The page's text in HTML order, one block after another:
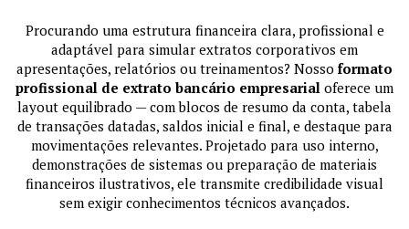
Procurando uma estrutura financeira clara, profissional e
adaptável para simular extratos corporativos em
apresentações, relatórios ou treinamentos? Nosso formato
profissional de extrato bancário empresarial oferece um
layout equilibrado — com blocos de resumo da conta, tabela
de transações datadas, saldos inicial e final, e destaque para
movimentações relevantes. Projetado para uso interno,
demonstrações de sistemas ou preparação de materiais
financeiros ilustrativos, ele transmite credibilidade visual
sem exigir conhecimentos técnicos avançados.